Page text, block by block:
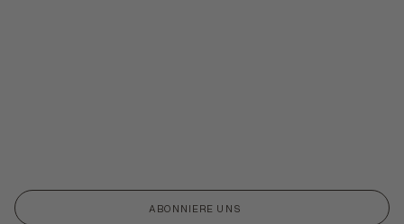
ABONNIERE UNS